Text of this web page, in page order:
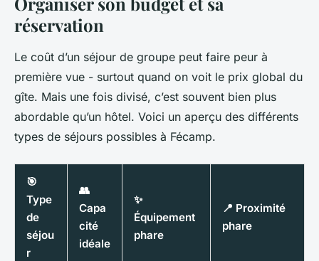
réservation
Le coût d’un séjour de groupe peut faire peur à
première vue - surtout quand on voit le prix global du
gîte. Mais une fois divisé, c’est souvent bien plus
abordable qu’un hôtel. Voici un aperçu des différents
types de séjours possibles à Fécamp.
🎯
Type
de
séjou
r
👥
Capa
cité
idéale
✨
Équipement
phare
📍 Proximité
phare